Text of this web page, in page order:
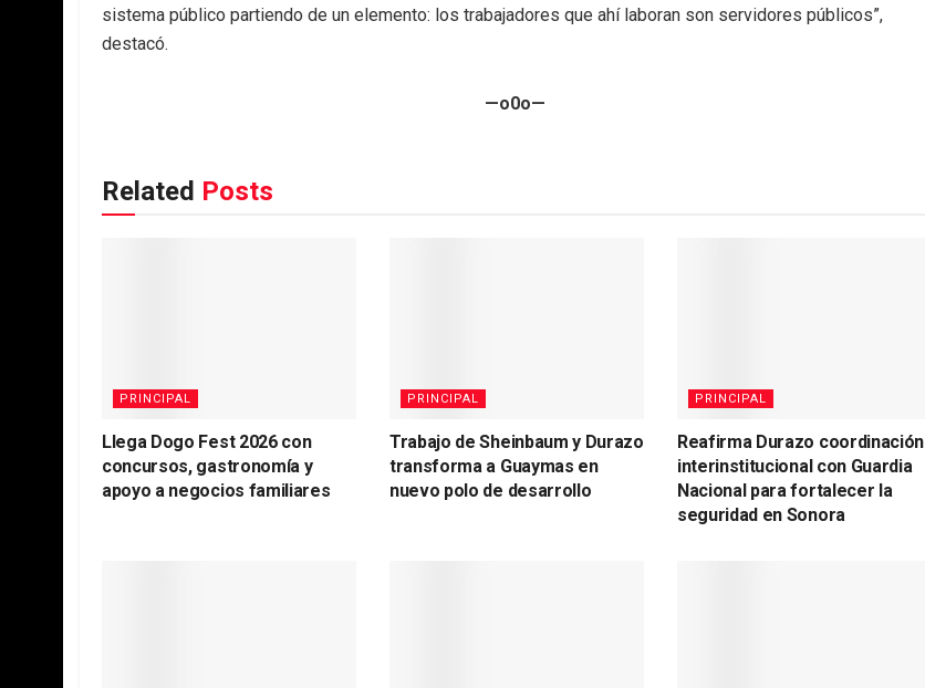
sistema público partiendo de un elemento: los trabajadores que ahí laboran son servidores públicos”,
destacó.
—o0o—
Related Posts
PRINCIPAL
Llega Dogo Fest 2026 con
concursos, gastronomía y
apoyo a negocios familiares
PRINCIPAL
Trabajo de Sheinbaum y Durazo
transforma a Guaymas en
nuevo polo de desarrollo
PRINCIPAL
Reafirma Durazo coordinación
interinstitucional con Guardia
Nacional para fortalecer la
seguridad en Sonora